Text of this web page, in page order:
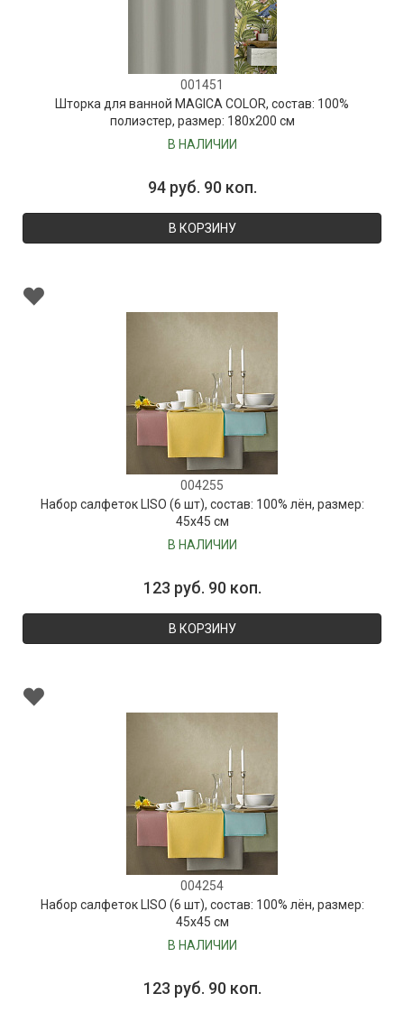
001451
Шторка для ванной MAGICA COLOR, состав: 100%
полиэстер, размер: 180х200 см
В НАЛИЧИИ
94 руб. 90 коп.
В КОРЗИНУ
004255
Набор салфеток LISO (6 шт), состав: 100% лён, размер:
45х45 см
В НАЛИЧИИ
123 руб. 90 коп.
В КОРЗИНУ
004254
Набор салфеток LISO (6 шт), состав: 100% лён, размер:
45х45 см
В НАЛИЧИИ
123 руб. 90 коп.